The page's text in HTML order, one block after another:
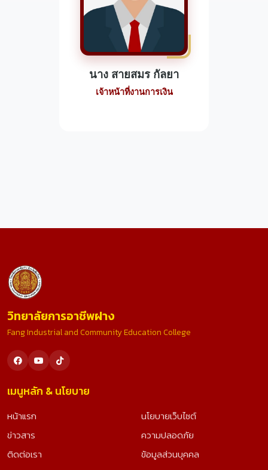
นาง สายสมร กัลยา
เจ้าหน้าที่งานการเงิน
วิทยาลัยการอาชีพฝาง
Fang Industrial and Community Education College
เมนูหลัก & นโยบาย
หน้าแรก
ข่าวสาร
ติดต่อเรา
นโยบายเว็บไซต์
ความปลอดภัย
ข้อมูลส่วนบุคคล